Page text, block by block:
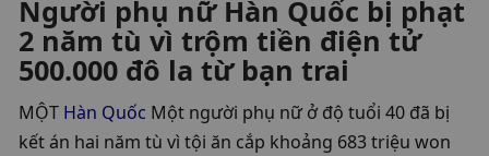
Người phụ nữ Hàn Quốc bị phạt
2 năm tù vì trộm tiền điện tử
500.000 đô la từ bạn trai
MỘT Hàn Quốc Một người phụ nữ ở độ tuổi 40 đã bị
kết án hai năm tù vì tội ăn cắp khoảng 683 triệu won